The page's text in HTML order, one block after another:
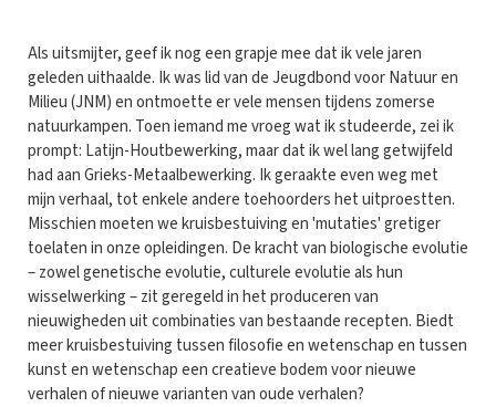
Als uitsmijter, geef ik nog een grapje mee dat ik vele jaren
geleden uithaalde. Ik was lid van de Jeugdbond voor Natuur en
Milieu (JNM) en ontmoette er vele mensen tijdens zomerse
natuurkampen. Toen iemand me vroeg wat ik studeerde, zei ik
prompt: Latijn-Houtbewerking, maar dat ik wel lang getwijfeld
had aan Grieks-Metaalbewerking. Ik geraakte even weg met
mijn verhaal, tot enkele andere toehoorders het uitproestten.
Misschien moeten we kruisbestuiving en 'mutaties' gretiger
toelaten in onze opleidingen. De kracht van biologische evolutie
– zowel genetische evolutie, culturele evolutie als hun
wisselwerking – zit geregeld in het produceren van
nieuwigheden uit combinaties van bestaande recepten. Biedt
meer kruisbestuiving tussen filosofie en wetenschap en tussen
kunst en wetenschap een creatieve bodem voor nieuwe
verhalen of nieuwe varianten van oude verhalen?